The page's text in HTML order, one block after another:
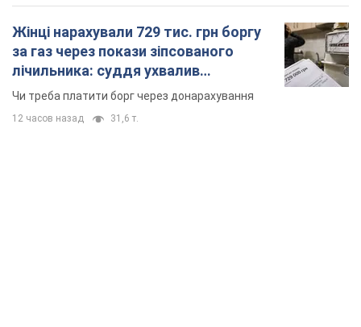
Жінці нарахували 729 тис. грн боргу
за газ через покази зіпсованого
лічильника: суддя ухвалив
неочікуване рішення
Чи треба платити борг через донарахування
12 часов назад 31,6 т.